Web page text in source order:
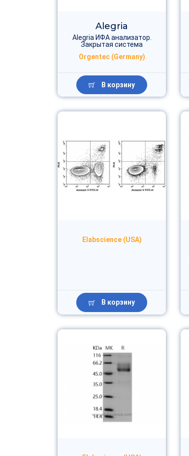
Alegria
Alegria ИФА анализатор.
Закрытая система
Orgentec (Germany)
В корзину
Elabscience (USA)
В корзину